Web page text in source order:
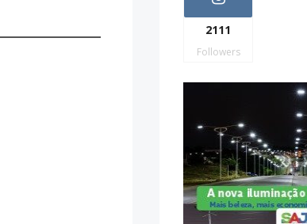
2111
Followers